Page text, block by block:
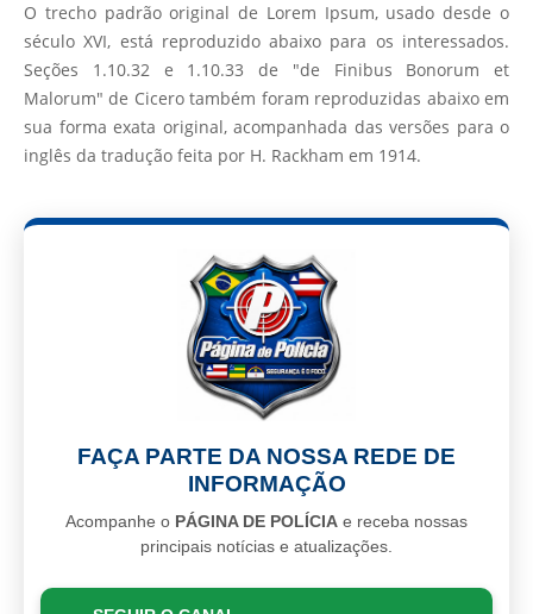
O trecho padrão original de Lorem Ipsum, usado desde o
século XVI, está reproduzido abaixo para os interessados.
Seções 1.10.32 e 1.10.33 de "de Finibus Bonorum et
Malorum" de Cicero também foram reproduzidas abaixo em
sua forma exata original, acompanhada das versões para o
inglês da tradução feita por H. Rackham em 1914.
FAÇA PARTE DA NOSSA REDE DE
INFORMAÇÃO
Acompanhe o PÁGINA DE POLÍCIA e receba nossas
principais notícias e atualizações.